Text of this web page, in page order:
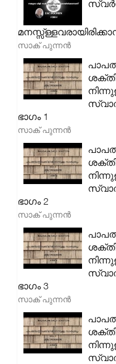
സാക് പുന്നൻ
ഭാഗം 1
സാക് പുന്നൻ
ഭാഗം 2
സാക് പുന്നൻ
ഭാഗം 3
സാക് പുന്നൻ